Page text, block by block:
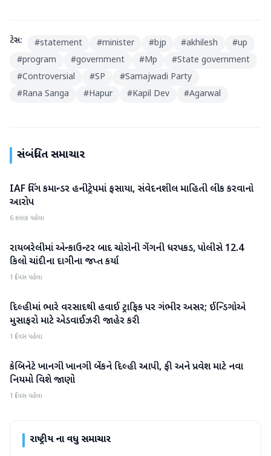
ટેગ્સ: #statement #minister #bjp #akhilesh #up
#program #government #Mp #State government
#Controversial #SP #Samajwadi Party
#Rana Sanga #Hapur #Kapil Dev #Agarwal
સંબંધિત સમાચાર
રાષ્ટ્રીય
IAF વિંગ કમાન્ડર હનીટ્રેપમાં ફસાયા, સંવેદનશીલ માહિતી લીક કરવાનો
આરોપ
6 કલાક પહેલા
રાષ્ટ્રીય
રાયબરેલીમાં એન્કાઉન્ટર બાદ ચોરોની ગેંગની ધરપકડ, પોલીસે 12.4
કિલો ચાંદીના દાગીના જપ્ત કર્યા
1 દિવસ પહેલા
રાષ્ટ્રીય
દિલ્હીમાં ભારે વરસાદથી હવાઈ ટ્રાફિક પર ગંભીર અસર; ઈન્ડિગોએ
મુસાફરો માટે એડવાઈઝરી જાહેર કરી
1 દિવસ પહેલા
રાષ્ટ્રીય
કેબિનેટે ખાનગી ખાનગી બેંકને દિલ્હી આપી, ફી અને પ્રવેશ માટે નવા
નિયમો વિશે જાણો
1 દિવસ પહેલા
રાષ્ટ્રીયના વધુ સમાચાર